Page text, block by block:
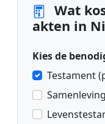
Wat
akten in
Kies de
Testament